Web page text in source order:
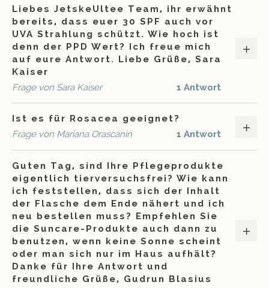
Liebes JetskeUltee Team, ihr erwähnt
bereits, dass euer 30 SPF auch vor
UVA Strahlung schützt. Wie hoch ist
denn der PPD Wert? Ich freue mich
auf eure Antwort. Liebe Grüße, Sara
Kaiser
Frage von Sara Kaiser
1 Antwort
Ist es für Rosacea geeignet?
Frage von Mariana Orascanin
1 Antwort
Guten Tag, sind Ihre Pflegeprodukte
eigentlich tierversuchsfrei? Wie kann
ich feststellen, dass sich der Inhalt
der Flasche dem Ende nähert und ich
neu bestellen muss? Empfehlen Sie
die Suncare-Produkte auch dann zu
benutzen, wenn keine Sonne scheint
oder man sich nur im Haus aufhält?
Danke für Ihre Antwort und
freundliche Grüße, Gudrun Blasius